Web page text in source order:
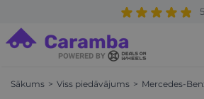
Sākums Viss piedāvājums Mercedes-